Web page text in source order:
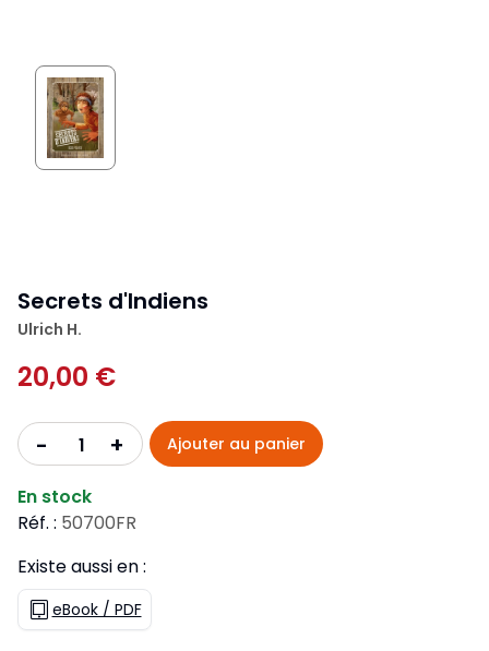
Secrets d'Indiens
Ulrich H.
20,00 €
- + Ajouter au panier
En stock
Réf. : 50700FR
Existe aussi en :
eBook / PDF